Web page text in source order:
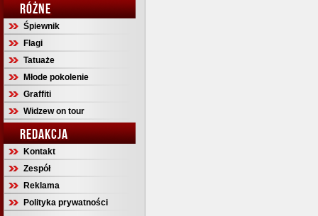
RÓŻNE
Śpiewnik
Flagi
Tatuaże
Młode pokolenie
Graffiti
Widzew on tour
REDAKCJA
Kontakt
Zespół
Reklama
Polityka prywatności